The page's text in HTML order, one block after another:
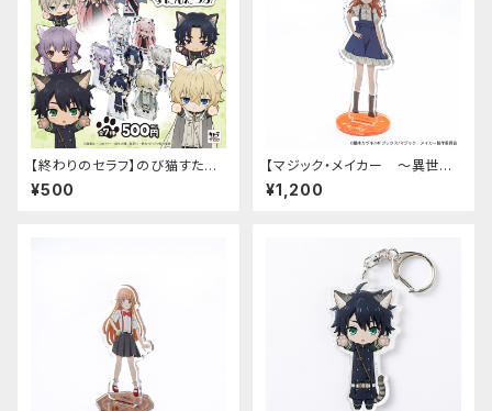
【終わりのセラフ】のび猫すたん
だっぷ
¥500
【マジック・メイカー ～異世界
魔法の作り方～】アクリルスタン
ド（マリー）
¥1,200